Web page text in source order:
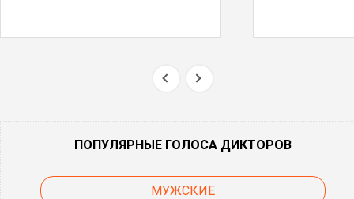
ПОПУЛЯРНЫЕ ГОЛОСА ДИКТОРОВ
МУЖСКИЕ